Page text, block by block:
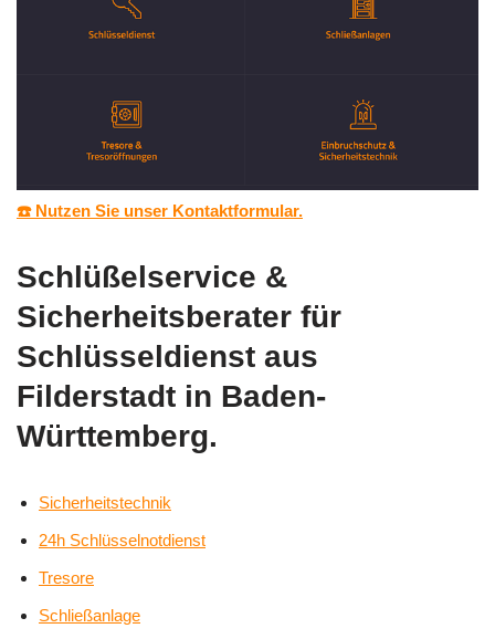
☎️ Nutzen Sie unser Kontaktformular.
Schlüßelservice &
Sicherheitsberater für
Schlüsseldienst aus
Filderstadt in Baden-
Württemberg.
Sicherheitstechnik
24h Schlüsselnotdienst
Tresore
Schließanlage